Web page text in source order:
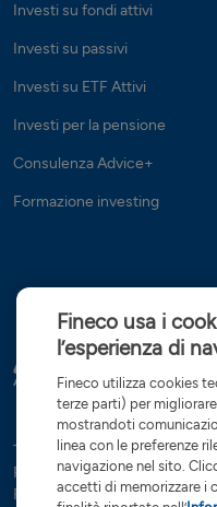
Investi su fondi attivi
Investi su passivi
Investi su ETF Attivi
Investi per la pensione
Consulenza Advice+
Formazione investing
Tutte le condizioni
Rapporti dormienti
Dati
Preferenze cookies
Fineco usa i
l’esperienza di
Fineco utilizza cookies
terze parti) per
mostrandoti
linea con le preferenze
navigazione nel sito.
accetti di memorizzare i